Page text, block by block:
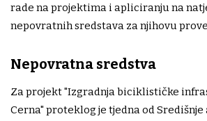
rade na projektima i apliciranju na
nepovratnih sredstava za njihovu
Nepovratna sredstva
Za projekt "Izgradnja biciklističke
Cerna" proteklog je tjedna od Središnje